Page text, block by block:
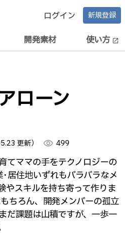
ログイン 新規登録
開発素材 使い方 open_in_new
ローン
更新） visibility 499
てママの手をテクノロジーの
居住地いずれもバラバラなメ
やスキルを持ち寄って作りま
ちろん、開発メンバーの孤立
だ課題は山積ですが、一歩一